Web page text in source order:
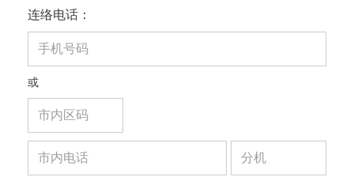
连络电话：
或